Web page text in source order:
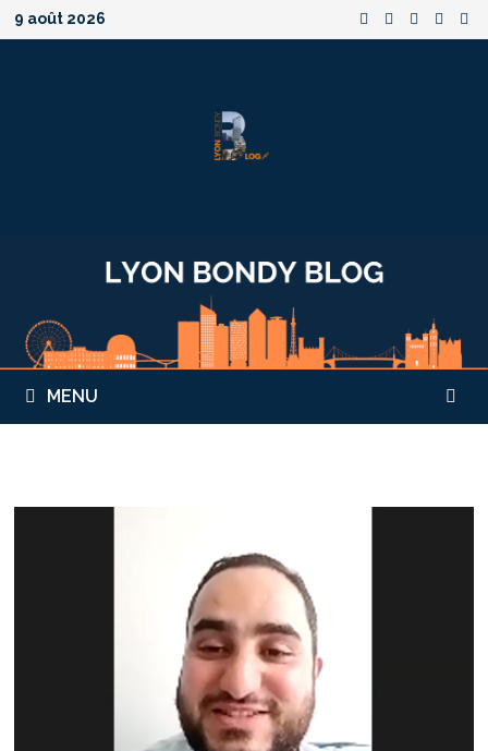
Passer
au
9 août 2026
MENU